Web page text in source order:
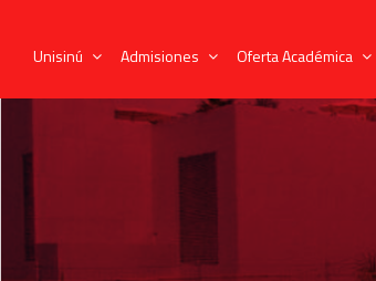
Unisinú Admisiones Oferta Académica